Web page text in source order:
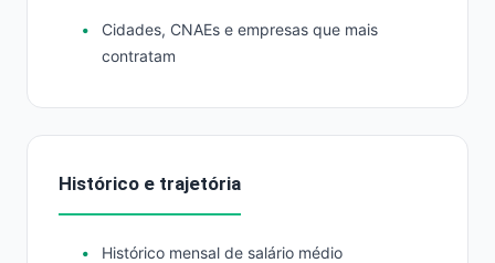
Cidades, CNAEs e empresas que mais
contratam
Histórico e trajetória
Histórico mensal de salário médio